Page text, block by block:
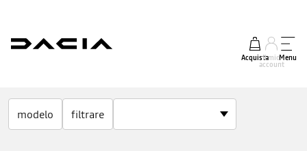
AcquistaIl mio
account
Menu
modelo filtrare